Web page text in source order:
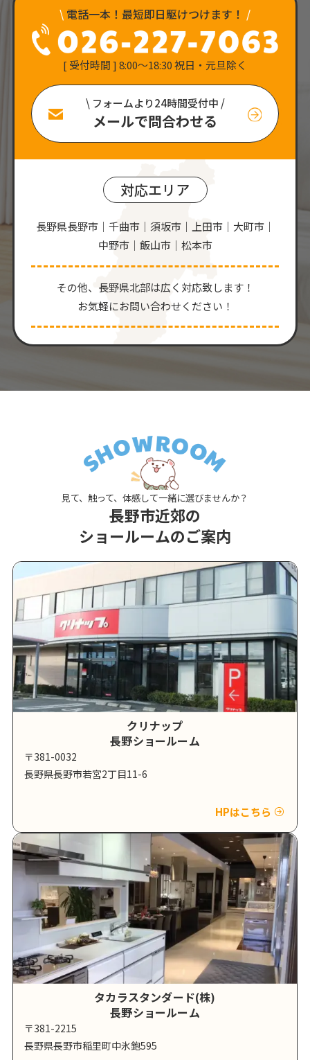
\ 電話一本！最短即日駆けつけます！ /
[ 受付時間 ] 8:00〜18:30 祝日・元旦除く
\ フォームより24時間受付中 /
メールで問合わせる
対応エリア
長野県長野市｜千曲市｜須坂市｜上田市｜大町市｜
中野市｜飯山市｜松本市
その他、⻑野県北部は広く対応致します！
お気軽にお問い合わせください！
見て、触って、体感して一緒に選びませんか？
長野市近郊の
ショールームのご案内
クリナップ
長野ショールーム
〒381-0032
長野県長野市若宮2丁目11-6
HPはこちら
タカラスタンダード(株)
長野ショールーム
〒381-2215
長野県長野市稲里町中氷鉋595